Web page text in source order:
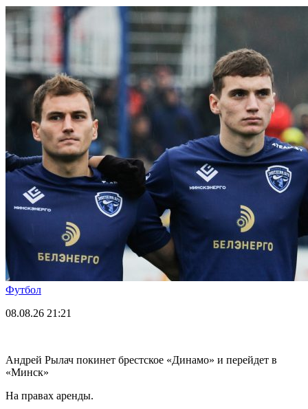
Футбол
08.08.26 21:21
Андрей Рылач покинет брестское «Динамо» и перейдет в
«Минск»
На правах аренды.